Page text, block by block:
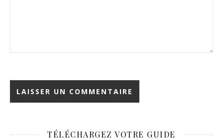
TÉLÉCHARGEZ VOTRE GUIDE